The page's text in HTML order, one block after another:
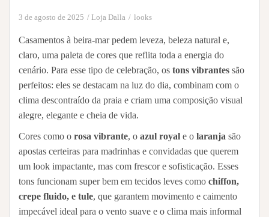
3 de agosto de 2025 Loja Dalla looks
Casamentos à beira-mar pedem leveza, beleza natural e,
claro, uma paleta de cores que reflita toda a energia do
cenário. Para esse tipo de celebração, os tons vibrantes são
perfeitos: eles se destacam na luz do dia, combinam com o
clima descontraído da praia e criam uma composição visual
alegre, elegante e cheia de vida.
Cores como o rosa vibrante, o azul royal e o laranja são
apostas certeiras para madrinhas e convidadas que querem
um look impactante, mas com frescor e sofisticação. Esses
tons funcionam super bem em tecidos leves como chiffon,
crepe fluido, e tule, que garantem movimento e caimento
impecável ideal para o vento suave e o clima mais informal